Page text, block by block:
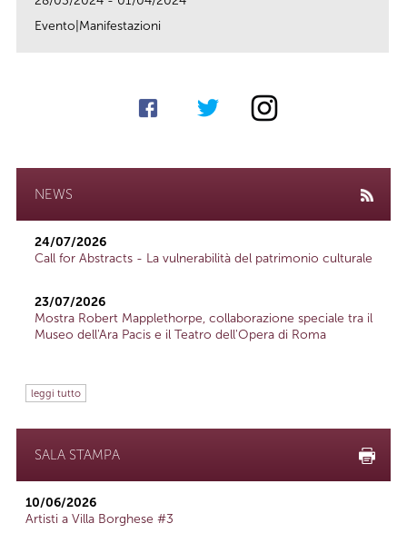
Evento|Manifestazioni
NEWS
24/07/2026
Call for Abstracts - La vulnerabilità del patrimonio culturale
23/07/2026
Mostra Robert Mapplethorpe, collaborazione speciale tra il
Museo dell'Ara Pacis e il Teatro dell'Opera di Roma
leggi tutto
SALA STAMPA
10/06/2026
Artisti a Villa Borghese #3